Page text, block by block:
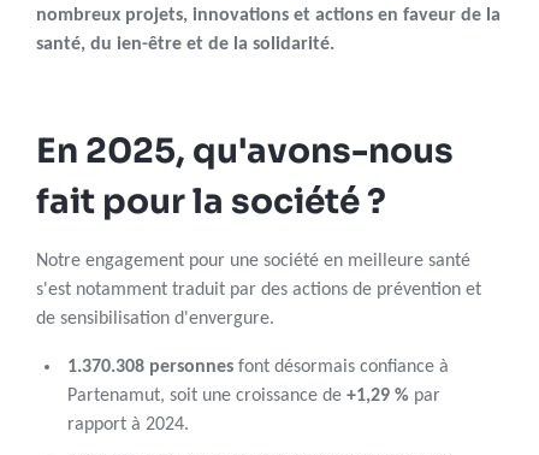
nombreux projets, innovations et actions en faveur de la
santé, du ien-être et de la solidarité.
En 2025, qu'avons-nous
fait pour la société ?
Notre engagement pour une société en meilleure santé
s'est notamment traduit par des actions de prévention et
de sensibilisation d'envergure.
1.370.308 personnes font désormais confiance à
Partenamut, soit une croissance de +1,29 % par
rapport à 2024.